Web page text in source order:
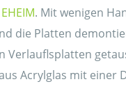
. Mit wenigen
die Platten
Verlauflsplatten
Acrylglas mit einer